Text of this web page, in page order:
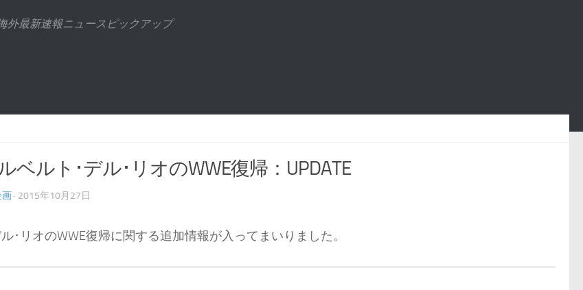
外最新速報ニュースピックアップ
ベルト･デル･リオのWWE復帰：UPDATE
画 · 2015年10月27日
･リオのWWE復帰に関する追加情報が入ってまいりました。